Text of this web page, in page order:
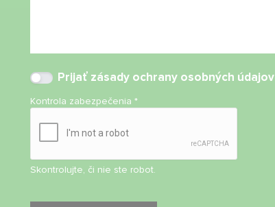
Prijať zásady ochrany osobných údajov
Kontrola zabezpečenia*
Skontrolujte, či nie ste robot.